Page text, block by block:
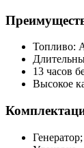
Топливо:
13 часов
Высокое
Генератор;